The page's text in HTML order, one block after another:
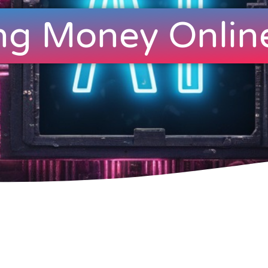
Money